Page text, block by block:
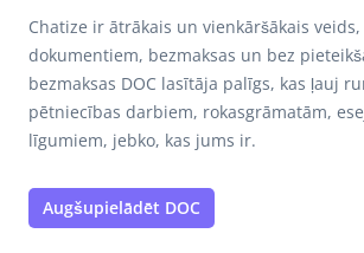
Chatize ir ātrākais un vienkāršākais
dokumentiem, bezmaksas un bez
bezmaksas DOC lasītāja palīgs, kas ļauj
pētniecības darbiem, rokasgrāmatām,
līgumiem, jebko, kas jums ir.
Augšupielādēt DOC